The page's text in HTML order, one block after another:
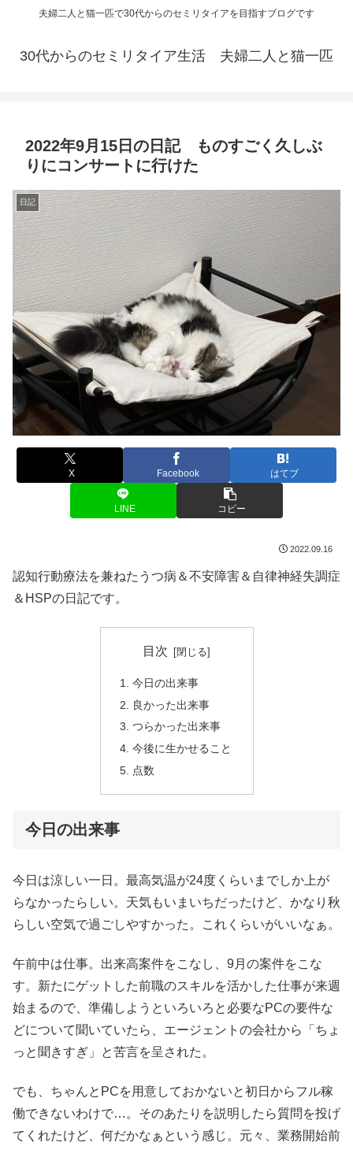
夫婦二人と猫一匹で30代からのセミリタイアを目指すブログです
30代からのセミリタイア生活 夫婦二人と猫一匹
2022年9月15日の日記 ものすごく久しぶ
りにコンサートに行けた
日記
X Facebook はてブ
LINE コピー
2022.09.16
認知行動療法を兼ねたうつ病＆不安障害＆自律神経失調症
＆HSPの日記です。
目次
今日の出来事
良かった出来事
つらかった出来事
今後に生かせること
点数
今日の出来事
今日は涼しい一日。最高気温が24度くらいまでしか上が
らなかったらしい。天気もいまいちだったけど、かなり秋
らしい空気で過ごしやすかった。これくらいがいいなぁ。
午前中は仕事。出来高案件をこなし、9月の案件をこな
す。新たにゲットした前職のスキルを活かした仕事が来週
始まるので、準備しようといろいろと必要なPCの要件な
どについて聞いていたら、エージェントの会社から「ちょ
っと聞きすぎ」と苦言を呈された。
でも、ちゃんとPCを用意しておかないと初日からフル稼
働できないわけで…。そのあたりを説明したら質問を投げ
てくれたけど、何だかなぁという感じ。元々、業務開始前